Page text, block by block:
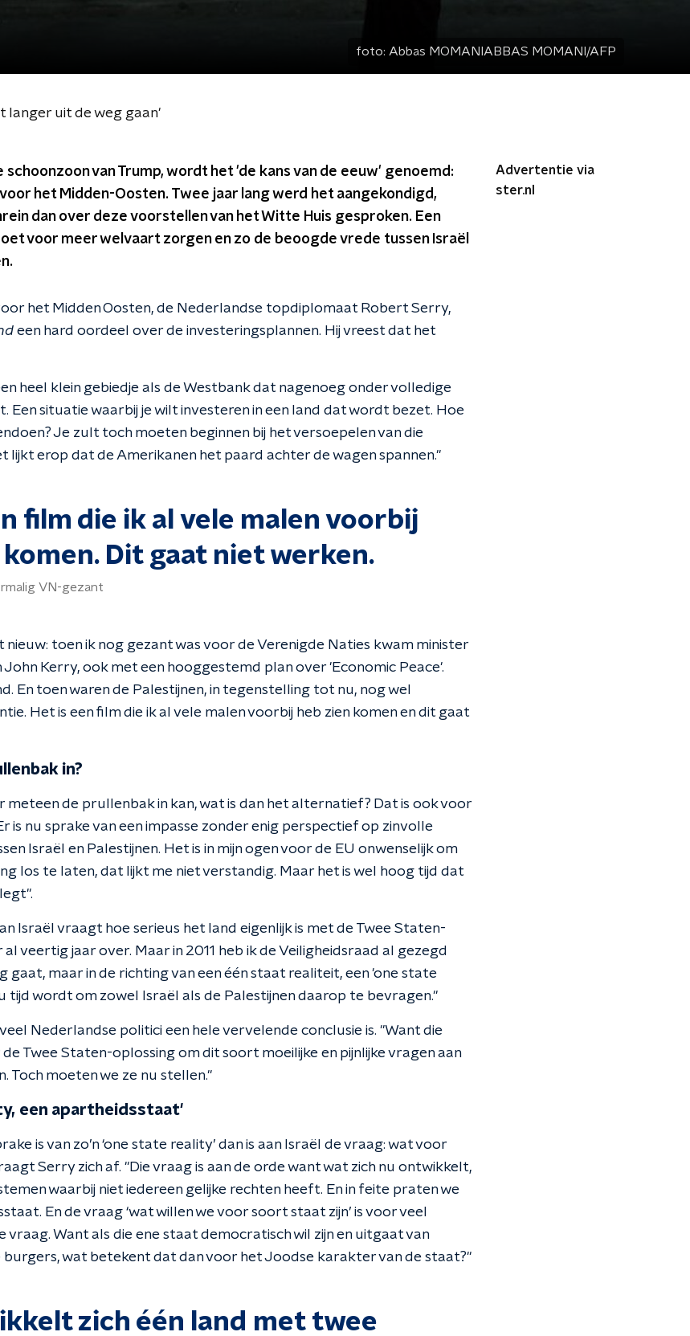
foto: Abbas MOMANIABBAS MOMANI/AFP
langer uit de weg gaan'
schoonzoon van Trump, wordt het 'de kans van de eeuw' genoemd:
het Midden-Oosten. Twee jaar lang werd het aangekondigd,
dan over deze voorstellen van het Witte Huis gesproken. Een
voor meer welvaart zorgen en zo de beoogde vrede tussen Israël
het Midden Oosten, de Nederlandse topdiplomaat Robert Serry,
een hard oordeel over de investeringsplannen. Hij vreest dat het
heel klein gebiedje als de Westbank dat nagenoeg onder volledige
Een situatie waarbij je wilt investeren in een land dat wordt bezet. Hoe
Je zult toch moeten beginnen bij het versoepelen van die
lijkt erop dat de Amerikanen het paard achter de wagen spannen."
film die ik al vele malen voorbij
komen. Dit gaat niet werken.
VN-gezant
nieuw: toen ik nog gezant was voor de Verenigde Naties kwam minister
Kerry, ook met een hooggestemd plan over 'Economic Peace'.
En toen waren de Palestijnen, in tegenstelling tot nu, nog wel
Het is een film die ik al vele malen voorbij heb zien komen en dit gaat
in?
meteen de prullenbak in kan, wat is dan het alternatief? Dat is ook voor
is nu sprake van een impasse zonder enig perspectief op zinvolle
Israël en Palestijnen. Het is in mijn ogen voor de EU onwenselijk om
los te laten, dat lijkt me niet verstandig. Maar het is wel hoog tijd dat
Israël vraagt hoe serieus het land eigenlijk is met de Twee Staten-
veertig jaar over. Maar in 2011 heb ik de Veiligheidsraad al gezegd
gaat, maar in de richting van een één staat realiteit, een 'one state
tijd wordt om zowel Israël als de Palestijnen daarop te bevragen."
Nederlandse politici een hele vervelende conclusie is. "Want die
Twee Staten-oplossing om dit soort moeilijke en pijnlijke vragen aan
Toch moeten we ze nu stellen."
een apartheidsstaat'
is van zo’n ‘one state reality’ dan is aan Israël de vraag: wat voor
Serry zich af. "Die vraag is aan de orde want wat zich nu ontwikkelt,
waarbij niet iedereen gelijke rechten heeft. En in feite praten we
En de vraag ‘wat willen we voor soort staat zijn’ is voor veel
vraag. Want als die ene staat democratisch wil zijn en uitgaat van
burgers, wat betekent dat dan voor het Joodse karakter van de staat?"
zich één land met twee
Advertentie via
ster.nl